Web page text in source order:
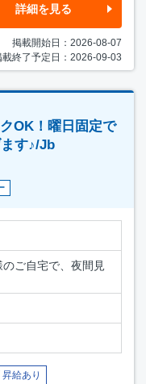
詳細を見る
掲載開始日：2026-08-07
載終了予定日：2026-09-03
OK！曜日固定で
す♪/Jb
ご自宅で、夜間見
昇給あり